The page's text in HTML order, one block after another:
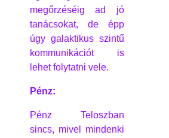
megőrzéséig ad jó
tanácsokat, de épp
úgy galaktikus szintű
kommunikációt is
lehet folytatni vele.
Pénz:
Pénz Teloszban
sincs, mivel mindenki